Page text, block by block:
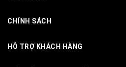
CHÍNH SÁCH
HỖ TRỢ KHÁCH HÀNG